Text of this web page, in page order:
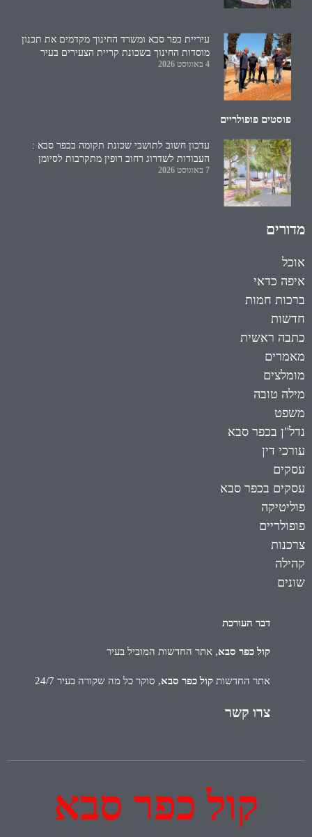
עיריית כפר סבא ומשרד החינוך מקדמים את תכנון
מוסדות החינוך בשכונת קריית הצעירים בעיר
4 באוגוסט 2026
פוסטים פופולריים
עדכון חשוב לתושבי שכונת תקומה בכפר סבא :
העבודות לשדרוג רחוב רופין מתקרבות לסיומן
7 באוגוסט 2026
מדורים
אוכל
איפה כדאי
ברכות חמות
חדשות
כתבה ראשית
מאמרים
מומלצים
מילה טובה
משפט
נדל"ן בכפר סבא
עורכי דין
עסקים
עסקים בכפר סבא
פוליטיקה
פופולריים
צרכנות
קהילה
שונים
דבר העורכת
קול כפר סבא, אתר החדשות המוביל בעיר
אתר החדשות קול כפר סבא, סוקר כל מה שקורה בעיר 24/7
צרו קשר
קול כפר סבא